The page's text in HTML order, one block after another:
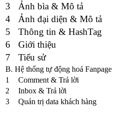
3
Ảnh bìa & Mô tả
4
Ảnh đại diện & Mô tả
5
Thông tin & HashTag
6
Giới thiệu
7
Tiểu sử
B. Hệ thống tự động hoá Fanpage
1
Comment & Trả lời
2
Inbox & Trả lời
3
Quản trị data khách hàng